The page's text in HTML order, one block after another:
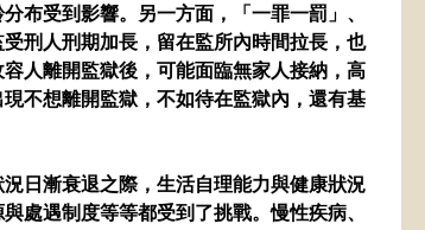
布受到影響。另一方面，「一罪一罰」、
刑人刑期加長，留在監所內時間拉長，也
人離開監獄後，可能面臨無家人接納，高
不想離開監獄，不如待在監獄內，還有基
日漸衰退之際，生活自理能力與健康狀況
處遇制度等等都受到了挑戰。慢性疾病、